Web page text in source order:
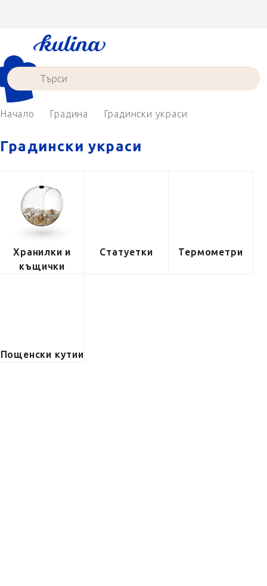
съдържанието
Начало Градина Градински украси
Градински украси
Хранилки и
къщички
Статуетки Термометри
Пощенски кутии